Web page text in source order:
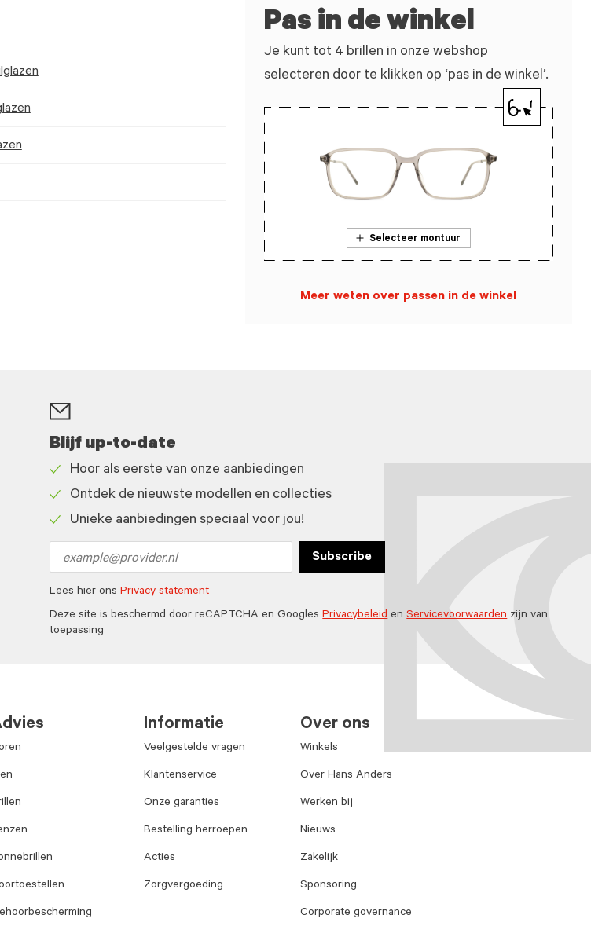
Pas in de winkel
Je kunt tot 4 brillen in onze webshop
selecteren door te klikken op ‘pas in de winkel’.
Selecteer montuur
Meer weten over passen in de winkel
Blijf up-to-date
icon
Hoor als eerste van onze aanbiedingen
icon
Ontdek de nieuwste modellen en collecties
Unieke aanbiedingen speciaal voor jou!
address
Subscribe
Lees hier onsPrivacy statement
Deze site is beschermd door reCAPTCHA en GooglesPrivacybeleidenServicevoorwaardenzijn van
toepassing
Informatie
Veelgestelde vragen
Klantenservice
Onze garanties
Bestelling herroepen
Acties
Zorgvergoeding
Over ons
Winkels
Over Hans Anders
Werken bij
Nieuws
Zakelijk
Sponsoring
Corporate governance